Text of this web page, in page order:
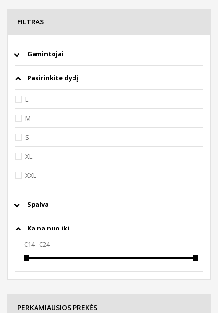
FILTRAS
Gamintojai
Pasirinkite dydį
L
M
S
XL
XXL
Spalva
Kaina nuo iki
PERKAMIAUSIOS PREKĖS